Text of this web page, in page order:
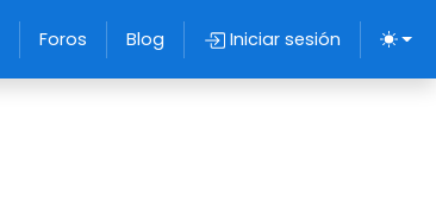
Foros Blog Iniciar sesión